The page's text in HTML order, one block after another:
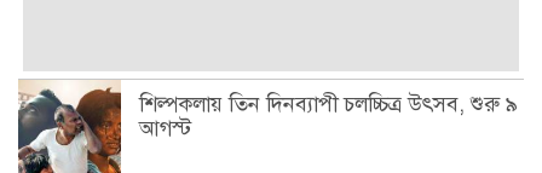
শিল্পকলায় তিন দিনব্যাপী চলচ্চিত্র উৎসব, শুরু ৯
আগস্ট